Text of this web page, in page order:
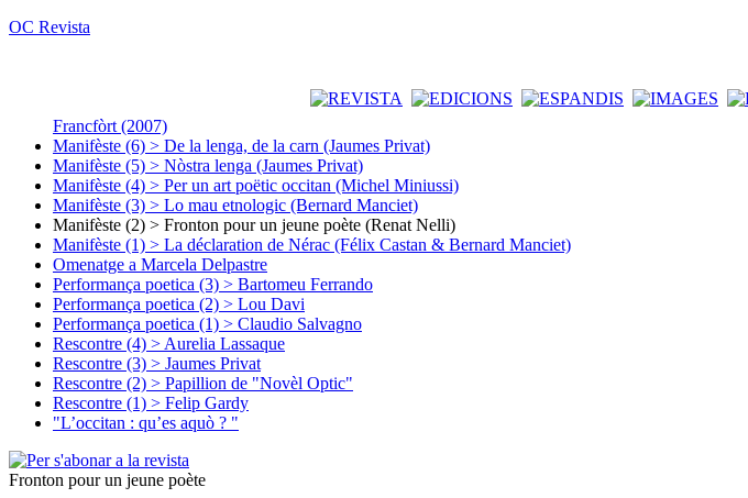
OC Revista
Francfòrt (2007)
Manifèste (6) > De la lenga, de la carn (Jaumes Privat)
Manifèste (5) > Nòstra lenga (Jaumes Privat)
Manifèste (4) > Per un art poëtic occitan (Michel Miniussi)
Manifèste (3) > Lo mau etnologic (Bernard Manciet)
Manifèste (2) > Fronton pour un jeune poète (Renat Nelli)
Manifèste (1) > La déclaration de Nérac (Félix Castan & Bernard Manciet)
Omenatge a Marcela Delpastre
Performança poetica (3) > Bartomeu Ferrando
Performança poetica (2) > Lou Davi
Performança poetica (1) > Claudio Salvagno
Rescontre (4) > Aurelia Lassaque
Rescontre (3) > Jaumes Privat
Rescontre (2) > Papillion de "Novèl Optic"
Rescontre (1) > Felip Gardy
"L’occitan : qu’es aquò ? "
Fronton pour un jeune poète